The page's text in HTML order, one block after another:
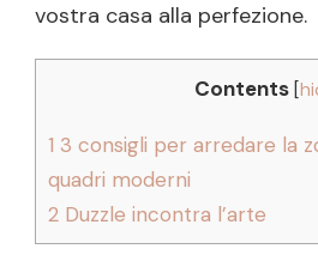
vostra casa alla perfezione.
Contents [
1 3 consigli per arredare la
quadri moderni
2 Duzzle incontra l’arte